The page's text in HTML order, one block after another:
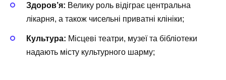
Здоров’я: Велику роль відіграє центральна
лікарня, а також чисельні приватні клініки;
Культура: Місцеві театри, музеї та бібліотеки
надають місту культурного шарму;